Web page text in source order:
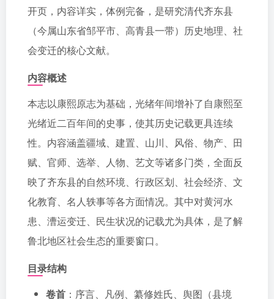
开页，内容详实，体例完备，是研究清代齐东县
（今属山东省邹平市、高青县一带）历史地理、社
会变迁的核心文献。
内容概述
本志以康熙原志为基础，光绪年间增补了自康熙至
光绪近二百年间的史事，使其历史记载更具连续
性。内容涵盖疆域、建置、山川、风俗、物产、田
赋、官师、选举、人物、艺文等诸多门类，全面反
映了齐东县的自然环境、行政区划、社会经济、文
化教育、名人轶事等各方面情况。其中对黄河水
患、漕运变迁、民生状况的记载尤为具体，是了解
鲁北地区社会生态的重要窗口。
目录结构
卷首 ：序言、凡例、纂修姓氏、舆图（县境